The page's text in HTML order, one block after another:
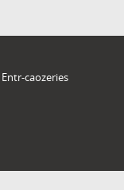
caozeries